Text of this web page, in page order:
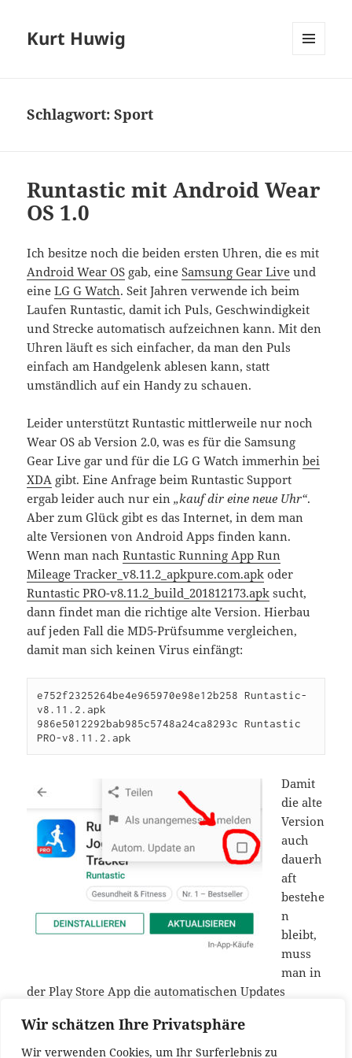
Wir schätzen Ihre Privatsphäre
Wir verwenden Cookies, um Ihr Surferlebnis zu
Kurt Huwig
Schlagwort:Sport
Runtastic mit Android Wear
OS 1.0
Ich besitze noch die beiden ersten Uhren, die es mit
Android Wear OS gab, eineSamsung Gear Live und
eineLG G Watch. Seit Jahren verwende ich beim
Laufen Runtastic, damit ich Puls, Geschwindigkeit
und Strecke automatisch aufzeichnen kann. Mit den
Uhren läuft es sich einfacher, da man den Puls
einfach am Handgelenk ablesen kann, statt
umständlich auf ein Handy zu schauen.
Leider unterstützt Runtastic mittlerweile nur noch
Wear OS ab Version 2.0, was es für die Samsung
Gear Live gar und für die LG G Watch immerhinbei
XDA gibt. Eine Anfrage beim Runtastic Support
ergab leider auch nur ein„kauf dir eine neue Uhr“.
Aber zum Glück gibt es das Internet, in dem man
alte Versionen von Android Apps finden kann.
Wenn man nachRuntastic Running App Run
Mileage Tracker_v8.11.2_apkpure.com.apk oder
Runtastic PRO-v8.11.2_build_201812173.apk sucht,
dann findet man die richtige alte Version. Hierbau
auf jeden Fall die MD5-Prüfsumme vergleichen,
damit man sich keinen Virus einfängt:
e752f2325264be4e965970e98e12b258 Runtastic-
v8.11.2.apk
986e5012292bab985c5748a24ca8293c Runtastic
PRO-v8.11.2.apk
Damit
die alte
Version
auch
dauerh
aft
bestehe
n
bleibt,
muss
man in
der Play Store App die automatischen Updates
auswählen, dann oben rechts auf die drei Punkte
tippen und den Haken bei„Autom. Update an“